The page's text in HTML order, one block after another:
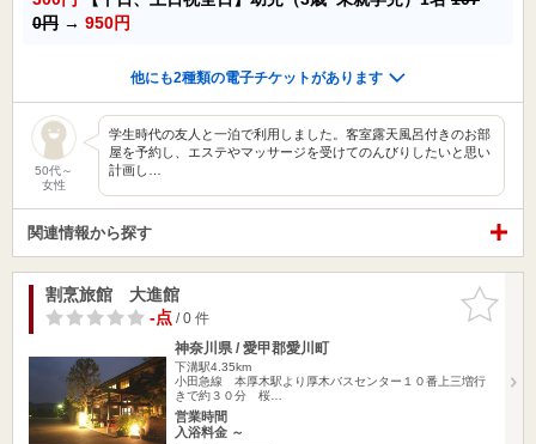
0円 → 950円
他にも2種類の電子チケットがあります
50代～
女性
学生時代の友人と一泊で利用しました。客室露天風呂付きのお部
屋を予約し、エステやマッサージを受けてのんびりしたいと思い
計画し…
関連情報から探す
お気に入
りに追加
割烹旅館 大進館
-点/ 0 件
神奈川県 / 愛甲郡愛川町
下溝駅4.35km
小田急線 本厚木駅より厚木バスセンター１０番上三増行
きで約３０分 桜…
営業時間
入浴料金 ～